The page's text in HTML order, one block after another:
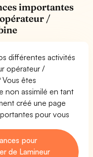
importantes
/
différentes activités
opérateur /
êtes
non assimilé en tant
créé une page
pour vous
pour
de Lamineur